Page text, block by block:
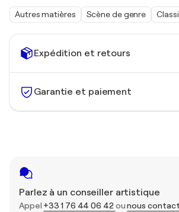
Expédition et retours
Garantie et paiement
Parlez à un conseiller artistique
Appel +33 1 76 44 06 42 ounous
Autres matières Scène de genre